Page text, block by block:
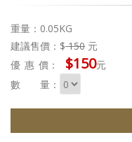
重量：0.05KG
建議售價：$150 元
優惠 價： $150元
數 量：